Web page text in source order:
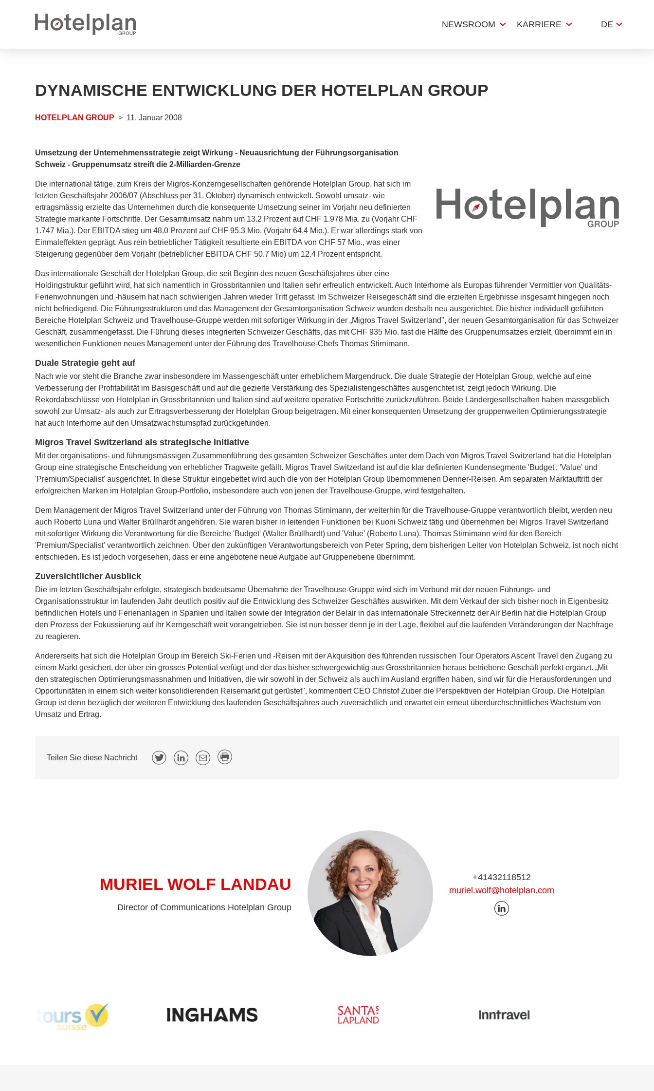
NEWSROOM
Jahresberichte
Logos
KARRIERE
Offene Stellen
Offene Lehrstellen
DE
DYNAMISCHE ENTWICKLUNG DER HOTELPLAN GROUP
HOTELPLAN GROUP 11. Januar 2008
Umsetzung der Unternehmensstrategie zeigt Wirkung - Neuausrichtung der Führungsorganisation
Schweiz - Gruppenumsatz streift die 2-Milliarden-Grenze
Die international tätige, zum Kreis der Migros-Konzerngesellschaften gehörende Hotelplan Group, hat sich im
letzten Geschäftsjahr 2006/07 (Abschluss per 31. Oktober) dynamisch entwickelt. Sowohl umsatz- wie
ertragsmässig erzielte das Un­ternehmen durch die konsequente Umsetzung seiner im Vorjahr neu definierten
Strategie markante Fortschritte. Der Gesamtumsatz nahm um 13.2 Prozent auf CHF 1.978 Mia. zu (Vorjahr CHF
1.747 Mia.). Der EBITDA stieg um 48.0 Prozent auf CHF 95.3 Mio. (Vorjahr 64.4 Mio.). Er war allerdings stark von
Einmaleffekten geprägt. Aus rein betrieblicher Tätigkeit resultierte ein EBITDA von CHF 57 Mio., was einer
Steigerung gegenüber dem Vorjahr (betrieblicher EBITDA CHF 50.7 Mio) um 12.4 Prozent entspricht.
Das internationale Geschäft der Hotelplan Group, die seit Beginn des neuen Geschäftsjah­res über eine
Holdingstruktur geführt wird, hat sich namentlich in Grossbritannien und Ita­lien sehr erfreulich entwickelt. Auch Interhome als Europas führender Vermittler von Quali­täts-
Ferienwohnungen und -häusern hat nach schwierigen Jahren wieder Tritt gefasst. Im Schweizer Reisegeschäft sind die erzielten Ergebnisse insgesamt hingegen noch
nicht be­friedigend. Die Führungsstrukturen und das Management der Gesamtorganisation Schweiz wurden deshalb neu ausgerichtet. Die bisher individuell geführten
Bereiche Hotelplan Schweiz und Travelhouse-Gruppe werden mit sofortiger Wirkung in der „Migros Travel Switzerland", der neuen Gesamtorganisation für das Schweizer
Geschäft, zusammen­gefasst. Die Führung dieses integrierten Schweizer Geschäfts, das mit CHF 935 Mio. fast die Hälfte des Gruppenumsatzes erzielt, übernimmt ein in
wesentlichen Funktionen neues Management unter der Führung des Travelhouse-Chefs Thomas Stirnimann.
Duale Strategie geht auf
Nach wie vor steht die Branche zwar insbesondere im Massengeschäft unter erheblichem Margendruck. Die duale Strategie der Hotelplan Group, welche auf eine
Verbesserung der Profitabilität im Basisgeschäft und auf die gezielte Verstärkung des Spezialistengeschäftes ausgerichtet ist, zeigt jedoch Wirkung. Die
Rekordabschlüsse von Hotelplan in Grossbritannien und Italien sind auf weitere operative Fortschritte zurückzuführen. Beide Ländergesellschaften haben massgeblich
sowohl zur Umsatz- als auch zur Ertragsverbesserung der Hotelplan Group beigetragen. Mit einer konsequenten Umsetzung der gruppenweiten Optimierungsstrategie
hat auch Interhome auf den Umsatzwachstumspfad zurückgefunden.
Migros Travel Switzerland als strategische Initiative
Mit der organisations- und führungsmässigen Zusammenführung des gesamten Schweizer Ge­schäftes unter dem Dach von Migros Travel Switzerland hat die Hotelplan
Group eine stra­tegische Entscheidung von erheblicher Tragweite gefällt. Migros Travel Switzerland ist auf die klar definierten Kundensegmente 'Budget', 'Value' und
'Premium/Specialist' ausgerichtet. In diese Struktur eingebettet wird auch die von der Hotelplan Group übernommenen Denner-Reisen. Am separaten Marktauftritt der
erfolgreichen Marken im Hotelplan Group-Portfolio, insbesondere auch von jenen der Travelhouse-Gruppe, wird festgehalten.
Dem Management der Migros Travel Switzerland unter der Führung von Thomas Stirnimann, der weiterhin für die Travelhouse-Gruppe verantwortlich bleibt, werden neu
auch Roberto Luna und Walter Brüllhardt angehören. Sie waren bisher in leitenden Funktionen bei Kuoni Schweiz tätig und übernehmen bei Migros Travel Switzerland
mit sofortiger Wirkung die Verantwortung für die Bereiche 'Budget' (Walter Brüllhardt) und 'Value' (Roberto Luna). Thomas Stirnimann wird für den Bereich
'Premium/Specialist' verantwortlich zeichnen. Über den zukünftigen Verantwortungsbereich von Peter Spring, dem bisherigen Leiter von Hotelplan Schweiz, ist noch nicht
entschieden. Es ist jedoch vorgesehen, dass er eine angebotene neue Aufgabe auf Gruppenebene übernimmt.
Zuversichtlicher Ausblick
Die im letzten Geschäftsjahr erfolgte, strategisch bedeutsame Übernahme der Travelhouse-Gruppe wird sich im Verbund mit der neuen Führungs- und
Organisationsstruktur im laufenden Jahr deutlich positiv auf die Entwicklung des Schweizer Geschäftes auswirken. Mit dem Verkauf der sich bisher noch in Eigenbesitz
befindlichen Hotels und Ferienanlagen in Spanien und Italien sowie der Integration der Belair in das internationale Streckennetz der Air Berlin hat die Hotelplan Group
den Prozess der Fokussierung auf ihr Kerngeschäft weit vorangetrieben. Sie ist nun besser denn je in der Lage, flexibel auf die laufenden Veränderungen der Nachfrage
zu reagieren.
Andererseits hat sich die Hotelplan Group im Bereich Ski-Ferien und -Reisen mit der Akquisition des führenden russischen Tour Operators Ascent Travel den Zugang zu
einem Markt gesichert, der über ein grosses Potential verfügt und der das bisher schwergewichtig aus Grossbritannien heraus betriebene Geschäft perfekt ergänzt. „Mit
den strategischen Optimierungsmassnahmen und Initiativen, die wir sowohl in der Schweiz als auch im Ausland ergriffen haben, sind wir für die Herausforderungen und
Opportunitäten in einem sich weiter konsolidierenden Reisemarkt gut ge­rüstet", kommentiert CEO Christof Zuber die Perspektiven der Hotelplan Group. Die Hotelplan
Group ist denn bezüglich der weiteren Entwicklung des laufenden Geschäftsjahres auch zuversichtlich und erwartet ein erneut überdurchschnittliches Wachstum von
Umsatz und Ertrag.
Teilen Sie diese Nachricht
MURIEL WOLF LANDAU
Director of Communications Hotelplan Group
+41432118512
muriel.wolf@hotelplan.com